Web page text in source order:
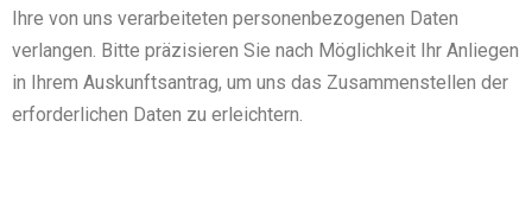
Ihre von uns verarbeiteten personenbezogenen Daten
verlangen. Bitte präzisieren Sie nach Möglichkeit Ihr Anliegen
in Ihrem Auskunftsantrag, um uns das Zusammenstellen der
erforderlichen Daten zu erleichtern.